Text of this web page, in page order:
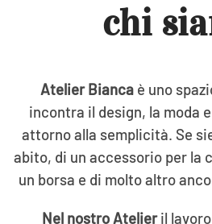
chi
Atelier Biancaè uno
incontra il design, la moda
attorno alla semplicità. Se
abito, di un accessorio per la
un borsa e di molto altro
Nel nostro Atelieril